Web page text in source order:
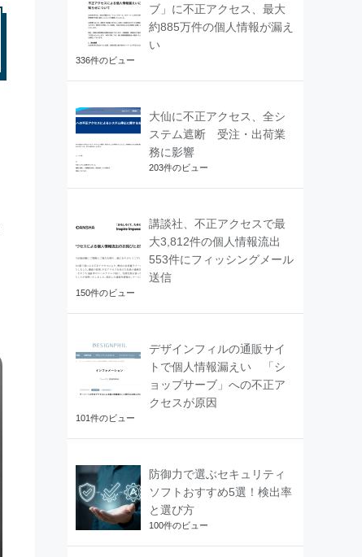
ブ」に不正アクセス、最大
約885万件の個人情報が漏え
い
336件のビュー
大仙に不正アクセス、全シ
ステム遮断 受注・出荷業
務に影響
203件のビュー
講談社、不正アクセスで最
大3,812件の個人情報流出
553件にフィッシングメール
送信
150件のビュー
デザインフィルの通販サイ
トで個人情報漏えい 「シ
ョップサーブ」への不正ア
クセスが原因
101件のビュー
防御力で選ぶセキュリティ
ソフトおすすめ5選！検出率
と選び方
100件のビュー